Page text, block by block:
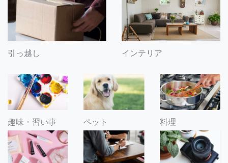
引っ越し インテリア
趣味・習い事 ペット 料理